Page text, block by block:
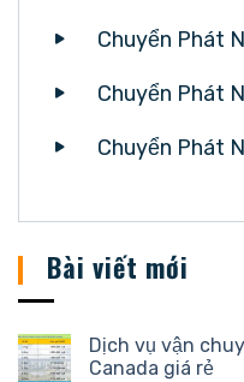
Chuyển Phát
Chuyển Phát
Chuyển Phát
Bài viết mới
Dịch vụ vận
Canada giá rẻ